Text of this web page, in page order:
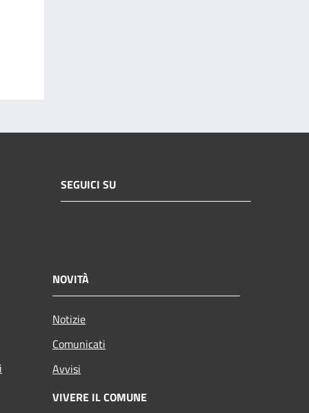
SEGUICI SU
NOVITÀ
Notizie
Comunicati
Avvisi
VIVERE IL COMUNE